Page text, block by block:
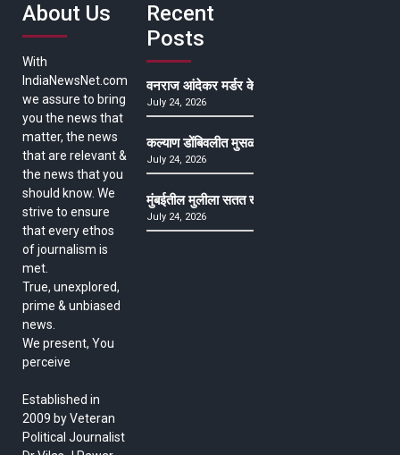
About Us
With
IndiaNewsNet.com
we assure to bring
you the news that
matter, the news
that are relevant &
the news that you
should know. We
strive to ensure
that every ethos
of journalism is
met.
True, unexplored,
prime & unbiased
news.
We present, You
perceive
Established in
2009 by Veteran
Political Journalist
Recent
Posts
वनराज आंदेकर मर्डर केसमधील साक्षीदाराची हत्या,
July 24, 2026
कल्याण डोंबिवलीत मुसळधार ते अतिमुसळधार पाऊस,
July 24, 2026
मुंबईतील मुलीला सतत खोकला अन् ताप, ७ वर्षे उपचार
July 24, 2026